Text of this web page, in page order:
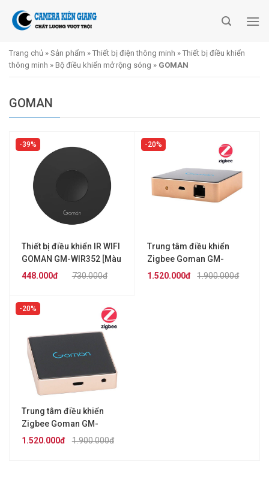
Trang chủ » Sản phẩm » Thiết bị điện thông minh » Thiết bị điều khiển
thông minh » Bộ điều khiển mở rộng sóng » GOMAN
GOMAN
39%
Thiết bị điều khiển IR WIFI
GOMAN GM-WIR352 [Màu
Đen]
730.000đ
448.000đ
20%
Trung tâm điều khiển
Zigbee Goman GM-
ZG355A có dây1.900.000đ
1.520.000đ
20%
Trung tâm điều khiển
Zigbee Goman GM-
ZG355B không dây1.900.000đ
1.520.000đ